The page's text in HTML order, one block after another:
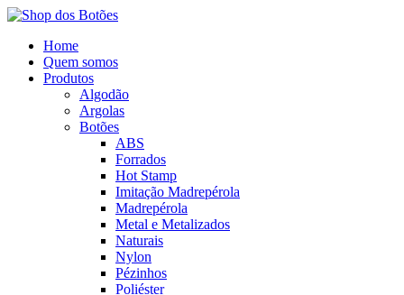
Home
Quem somos
Produtos
Algodão
Argolas
Botões
ABS
Forrados
Hot Stamp
Imitação Madrepérola
Madrepérola
Metal e Metalizados
Naturais
Nylon
Pézinhos
Poliéster